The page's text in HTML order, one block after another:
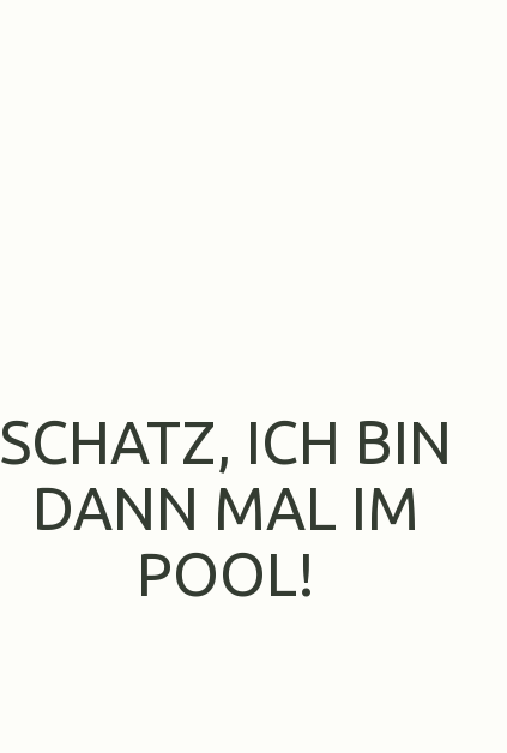
SCHATZ, ICH BIN
DANN MAL IM
POOL!